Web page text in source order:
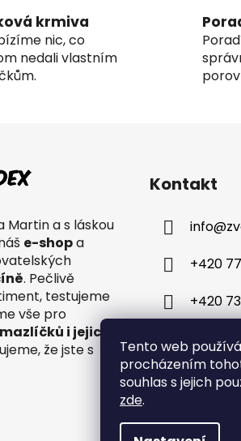
Tento web
procházením
souhlas s jejich
zde.
krmiva
nic, co
nedali vlastním
Martin a s láskou
e-shopa
. Pečlivě
testujeme
vše pro
i jejich
že jste s
Kontakt
info@
+420
+420